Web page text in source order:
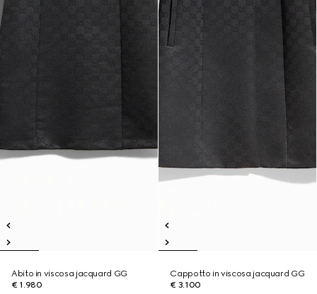
Abito in viscosa jacquard GG
€ 1.980
Cappotto in viscosa jacquard GG
€ 3.100